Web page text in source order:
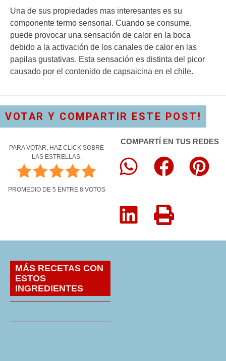
Una de sus propiedades mas interesantes es su
componente termo sensorial. Cuando se consume,
puede provocar una sensación de calor en la boca
debido a la activación de los canales de calor en las
papilas gustativas. Esta sensación es distinta del picor
causado por el contenido de capsaicina en el chile.
VOTAR Y COMPARTIR ESTE POST!
PARA VOTAR, HAZ CLICK SOBRE
LAS ESTRELLAS.
PROMEDIO DE 5 ENTRE 8 VOTOS
COMPARTÍ EN TUS REDES
MÁS RECETAS CON
ESTOS
INGREDIENTES